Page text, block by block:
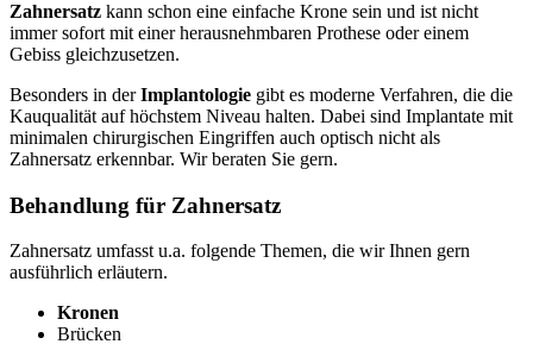
Zahnersatz kann schon eine einfache Krone sein und ist nicht
immer sofort mit einer herausnehmbaren Prothese oder einem
Gebiss gleichzusetzen.
Besonders in derImplantologie gibt es moderne Verfahren, die die
Kauqualität auf höchstem Niveau halten. Dabei sind Implantate mit
minimalen chirurgischen Eingriffen auch optisch nicht als
Zahnersatz erkennbar. Wir beraten Sie gern.
Behandlung für Zahnersatz
Zahnersatz umfasst u.a. folgende Themen, die wir Ihnen gern
ausführlich erläutern.
Kronen
Brücken